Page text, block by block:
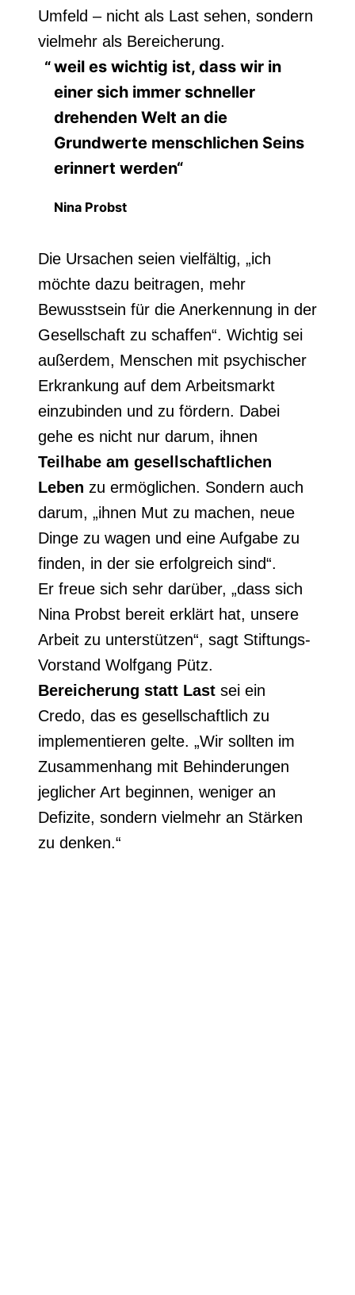
Umfeld – nicht als Last sehen, sondern
vielmehr als Bereicherung.
weil es wichtig ist, dass wir in
einer sich immer schneller
drehenden Welt an die
Grundwerte menschlichen Seins
erinnert werden“
Nina Probst
Die Ursachen seien vielfältig, „ich
möchte dazu beitragen, mehr
Bewusstsein für die Anerkennung in der
Gesellschaft zu schaffen“. Wichtig sei
außerdem, Menschen mit psychischer
Erkrankung auf dem Arbeitsmarkt
einzubinden und zu fördern. Dabei
gehe es nicht nur darum, ihnen
Teilhabe am gesellschaftlichen
Leben zu ermöglichen. Sondern auch
darum, „ihnen Mut zu machen, neue
Dinge zu wagen und eine Aufgabe zu
finden, in der sie erfolgreich sind“.
Er freue sich sehr darüber, „dass sich
Nina Probst bereit erklärt hat, unsere
Arbeit zu unterstützen“, sagt Stiftungs-
Vorstand Wolfgang Pütz.
Bereicherung statt Last sei ein
Credo, das es gesellschaftlich zu
implementieren gelte. „Wir sollten im
Zusammenhang mit Behinderungen
jeglicher Art beginnen, weniger an
Defizite, sondern vielmehr an Stärken
zu denken.“